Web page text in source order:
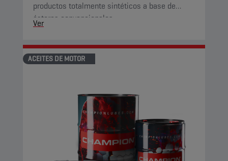
productos totalmente sintéticos a base de
ésteres convencionales.
Ver
ACEITES DE MOTOR